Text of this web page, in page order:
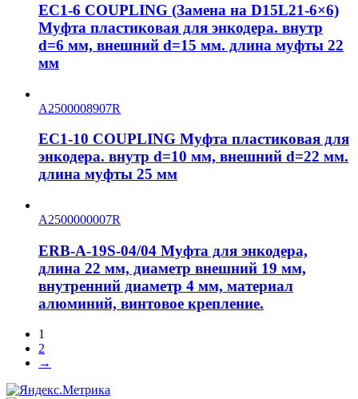
EC1-6 COUPLING (Замена на D15L21-6×6)
Муфта пластиковая для энкодера. внутр
d=6 мм, внешний d=15 мм. длина муфты 22
мм
A2500008907R
EC1-10 COUPLING Муфта пластиковая для
энкодера. внутр d=10 мм, внешний d=22 мм.
длина муфты 25 мм
A2500000007R
ERB-A-19S-04/04 Муфта для энкодера,
длина 22 мм, диаметр внешний 19 мм,
внутренний диаметр 4 мм, материал
алюминий, винтовое крепление.
1
2
→